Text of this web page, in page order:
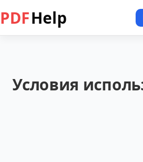
PDFHelp
Условия